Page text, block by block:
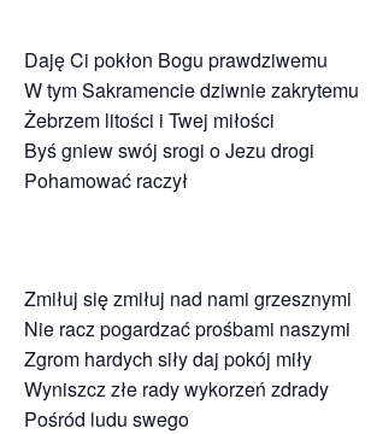
Daję Ci pokłon Bogu prawdziwemu
W tym Sakramencie dziwnie zakrytemu
Żebrzem litości i Twej miłości
Byś gniew swój srogi o Jezu drogi
Pohamować raczył
Zmiłuj się zmiłuj nad nami grzesznymi
Nie racz pogardzać prośbami naszymi
Zgrom hardych siły daj pokój miły
Wyniszcz złe rady wykorzeń zdrady
Pośród ludu swego